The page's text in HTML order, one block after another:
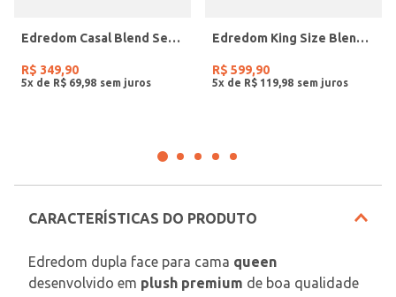
Edredom Casal Blend Sense Pop Up Altenburg VERDE
R$ 349,90
5x de R$ 69 98
Edredom King Size Blend Sense Veludo Altenburg CINZA
R$ 599,90
5x de R$ 119 98
CARACTERÍSTICAS DO PRODUTO
Edredom dupla face para cama queen
desenvolvido em plush premium de boa qualidade